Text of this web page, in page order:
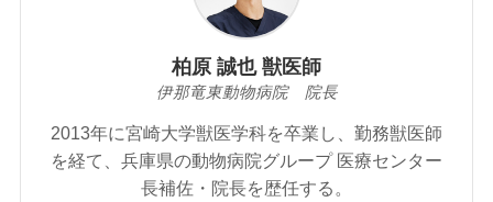
柏原 誠也 獣医師
伊那竜東動物病院 院長
2013年に宮崎大学獣医学科を卒業し、勤務獣医師
を経て、兵庫県の動物病院グループ 医療センター
長補佐・院長を歴任する。